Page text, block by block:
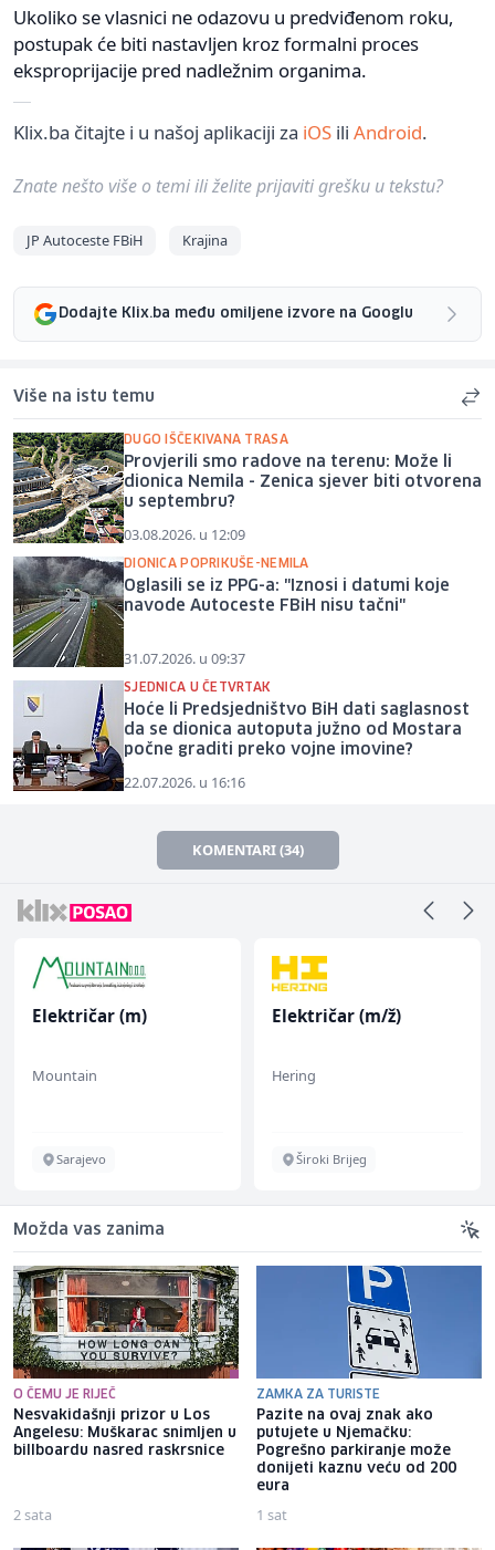
Ukoliko se vlasnici ne odazovu u predviđenom roku,
postupak će biti nastavljen kroz formalni proces
eksproprijacije pred nadležnim organima.
Klix.ba čitajte i u našoj aplikaciji za iOS ili Android.
Znate nešto više o temi ili želite prijaviti grešku u tekstu?
JP Autoceste FBiH Krajina
Dodajte Klix.ba među omiljene izvore na Googlu
Više na istu temu
DUGO IŠČEKIVANA TRASA
Provjerili smo radove na terenu: Može li
dionica Nemila - Zenica sjever biti otvorena
u septembru?
03.08.2026. u 12:09
DIONICA POPRIKUŠE-NEMILA
Oglasili se iz PPG-a: "Iznosi i datumi koje
navode Autoceste FBiH nisu tačni"
31.07.2026. u 09:37
SJEDNICA U ČETVRTAK
Hoće li Predsjedništvo BiH dati saglasnost
da se dionica autoputa južno od Mostara
počne graditi preko vojne imovine?
22.07.2026. u 16:16
KOMENTARI (34)
Električar (m)
Mountain
Sarajevo
Električar (m/ž)
Hering
Široki Brijeg
Možda vas zanima
O ČEMU JE RIJEČ
Nesvakidašnji prizor u Los
Angelesu: Muškarac snimljen u
billboardu nasred raskrsnice
2 sata
ZAMKA ZA TURISTE
Pazite na ovaj znak ako
putujete u Njemačku:
Pogrešno parkiranje može
donijeti kaznu veću od 200
eura
1 sat